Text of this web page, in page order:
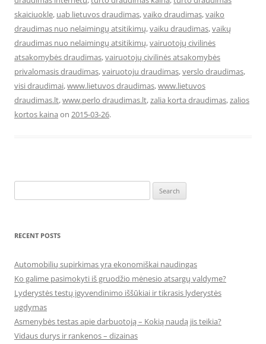
skaiciuokle, uab lietuvos draudimas,vaiko draudimas,vaiko
draudimas nuo nelaimingų atsitikimų,vaiku draudimas,vaikų
draudimas nuo nelaimingų atsitikimų,vairuotojų civilinės
atsakomybės draudimas,vairuotojų civilinės atsakomybės
privalomasis draudimas,vairuotoju draudimas,verslo draudimas,
visi draudimai,www.lietuvos draudimas,www.lietuvos
draudimas.lt,www.perlo draudimas.lt,zalia korta draudimas,zalios
kortos kaina on 2015-03-26.
for:
RECENT POSTS
Automobilių supirkimas yra ekonomiškai naudingas
Ko galime pasimokyti iš gruodžio mėnesio atsargų valdyme?
Lyderystės testų įgyvendinimo iššūkiai ir tikrasis lyderystės
ugdymas
Asmenybės testas apie darbuotoją – Kokią naudą jis teikia?
Vidaus durys ir rankenos – dizainas